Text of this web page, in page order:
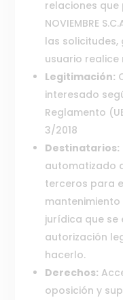
relaciones que
NOVIEMBRE
las solicitudes,
usuario realice
Legitimación:
interesado
Reglamento
3/2018
Destinatarios:
automatizado
terceros para
jurídica que se
autorización
hacerlo.
Derechos:
oposición y